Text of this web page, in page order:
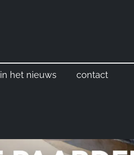
in het nieuws contact